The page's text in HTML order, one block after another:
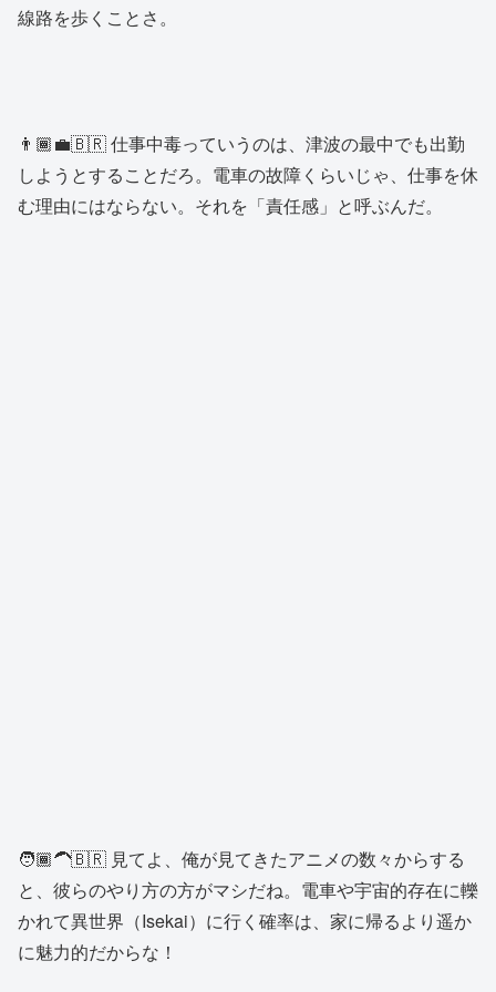
線路を歩くことさ。
👨🏾‍💼🇧🇷 仕事中毒っていうのは、津波の最中でも出勤
しようとすることだろ。電車の故障くらいじゃ、仕事を休
む理由にはならない。それを「責任感」と呼ぶんだ。
🧑🏾‍🦱🇧🇷 見てよ、俺が見てきたアニメの数々からする
と、彼らのやり方の方がマシだね。電車や宇宙的存在に轢
かれて異世界（Isekai）に行く確率は、家に帰るより遥か
に魅力的だからな！